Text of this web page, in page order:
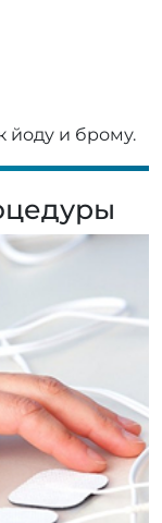
йоду и брому.